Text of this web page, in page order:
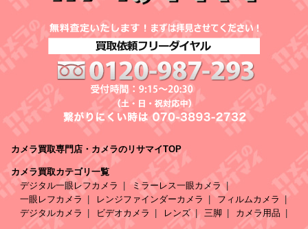
カメラ買取専門店・カメラのリサマイTOP
カメラ買取カテゴリ一覧
デジタル一眼レフカメラ
ミラーレス一眼カメラ
一眼レフカメラ
レンジファインダーカメラ
フィルムカメラ
デジタルカメラ
ビデオカメラ レンズ 三脚 カメラ用品